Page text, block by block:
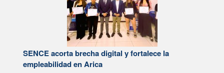
SENCE acorta brecha digital y fortalece la
empleabilidad en Arica